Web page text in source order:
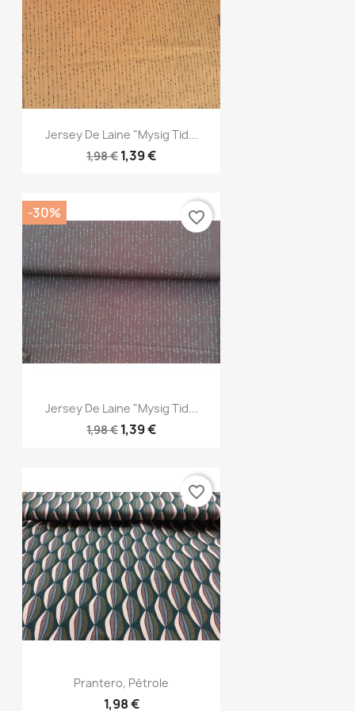
Aperçu rapide
Jersey De Laine "Mysig Tid...
1,98 € 1,39 €
Aperçu rapide
Jersey De Laine "Mysig Tid...
1,98 € 1,39 €
-30% favorite_border
Aperçu rapide
Prantero, Pétrole
1,98 €
favorite_border